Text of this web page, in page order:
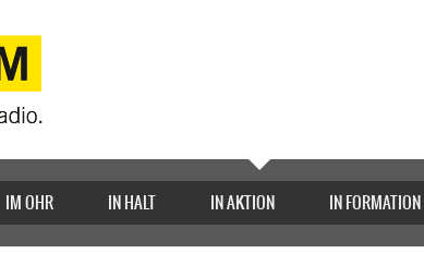
IM OHR IN HALT IN AKTION IN FORMATION